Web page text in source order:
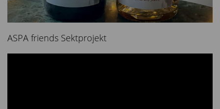
ASPA friends Sektprojekt